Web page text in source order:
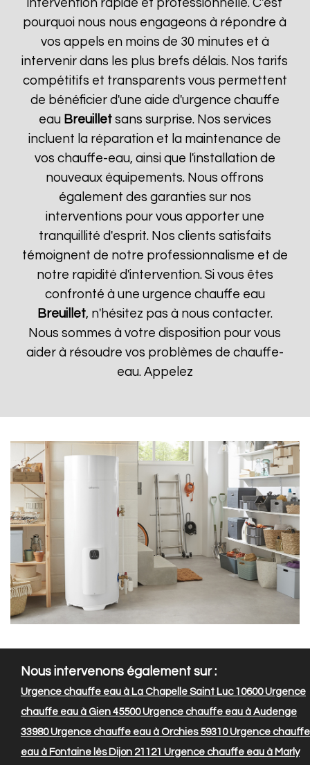
intervention rapide et professionnelle. C'est
pourquoi nous nous engageons à répondre à
vos appels en moins de 30 minutes et à
intervenir dans les plus brefs délais. Nos tarifs
compétitifs et transparents vous permettent
de bénéficier d'une aide d'urgence chauffe
eau Breuilletsans surprise. Nos services
incluent la réparation et la maintenance de
vos chauffe-eau, ainsi que l'installation de
nouveaux équipements. Nous offrons
également des garanties sur nos
interventions pour vous apporter une
tranquillité d'esprit. Nos clients satisfaits
témoignent de notre professionnalisme et de
notre rapidité d'intervention. Si vous êtes
confronté à une urgence chauffe eau
Breuillet, n'hésitez pas à nous contacter.
Nous sommes à votre disposition pour vous
aider à résoudre vos problèmes de chauffe-
eau. Appelez
Nous intervenons également sur :
Urgence chauffe eau à La Chapelle Saint Luc 10600Urgence
chauffe eau à Gien 45500Urgence chauffe eau à Audenge
33980Urgence chauffe eau à Orchies 59310Urgence chauffe
eau à Fontaine lès Dijon 21121 Urgence chauffe eau à Marly